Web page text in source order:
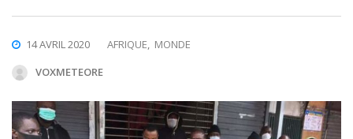
14 AVRIL 2020 AFRIQUE, MONDE
VOXMETEORE